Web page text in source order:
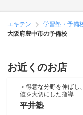
エキテン 学習塾・予備
大阪府豊中市の予備校
お近くのお店
＜得意な分野を伸ばし
値を大切にした指導
平井塾